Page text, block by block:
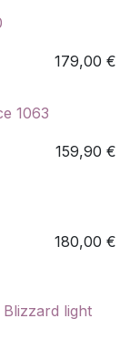
179,00 €
1063
159,90 €
180,00 €
Blizzard light